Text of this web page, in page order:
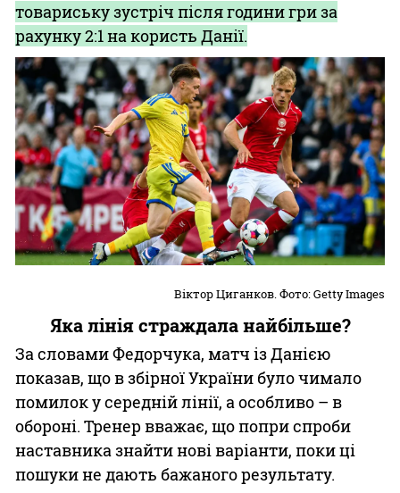
товариську зустріч після години гри за
рахунку 2:1 на користь Данії.
Віктор Циганков. Фото: Getty Images
Яка лінія страждала найбільше?
За словами Федорчука, матч із Данією
показав, що в збірної України було чимало
помилок у середній лінії, а особливо – в
обороні. Тренер вважає, що попри спроби
наставника знайти нові варіанти, поки ці
пошуки не дають бажаного результату.